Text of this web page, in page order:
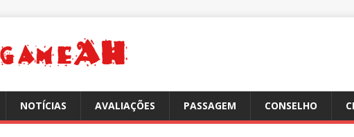
NOTÍCIAS AVALIAÇÕES PASSAGEM CONSELHO